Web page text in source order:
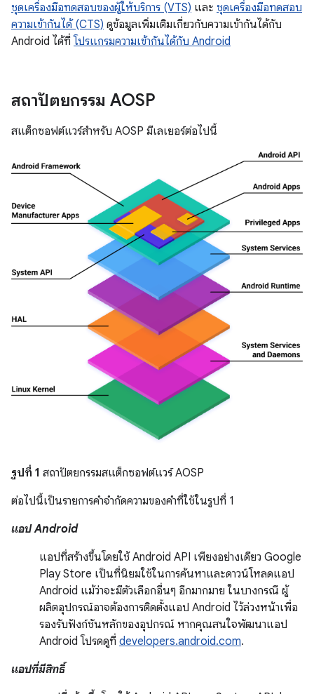
ชุดเครื่องมือทดสอบของผู้ให้บริการ (VTS) และ ชุดเครื่องมือทดสอบ
ความเข้ากันได้ (CTS) ดูข้อมูลเพิ่มเติมเกี่ยวกับความเข้ากันได้กับ
Android ได้ที่ โปรแกรมความเข้ากันได้กับ Android
สถาปัตยกรรม AOSP
สแต็กซอฟต์แวร์สำหรับ AOSP มีเลเยอร์ต่อไปนี้
รูปที่ 1 สถาปัตยกรรมสแต็กซอฟต์แวร์ AOSP
ต่อไปนี้เป็นรายการคำจำกัดความของคำที่ใช้ในรูปที่ 1
แอป Android
แอปที่สร้างขึ้นโดยใช้ Android API เพียงอย่างเดียว Google
Play Store เป็นที่นิยมใช้ในการค้นหาและดาวน์โหลดแอป
Android แม้ว่าจะมีตัวเลือกอื่นๆ อีกมากมาย ในบางกรณี ผู้
ผลิตอุปกรณ์อาจต้องการติดตั้งแอป Android ไว้ล่วงหน้าเพื่อ
รองรับฟังก์ชันหลักของอุปกรณ์ หากคุณสนใจพัฒนาแอป
Android โปรดดูที่ developers.android.com.
แอปที่มีสิทธิ์